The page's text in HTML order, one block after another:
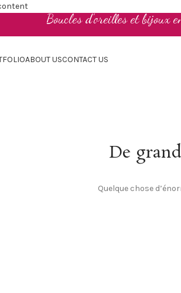
Boucles d'oreilles et bijoux
ABOUT USCONTACT US
De
Quelque chose